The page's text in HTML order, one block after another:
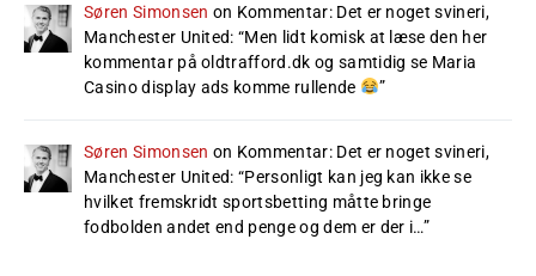
Søren Simonsen on Kommentar: Det er noget svineri,
Manchester United: “Men lidt komisk at læse den her
kommentar på oldtrafford.dk og samtidig se Maria
Casino display ads komme rullende
”
Søren Simonsen on Kommentar: Det er noget svineri,
Manchester United: “Personligt kan jeg kan ikke se
hvilket fremskridt sportsbetting måtte bringe
fodbolden andet end penge og dem er der i…”